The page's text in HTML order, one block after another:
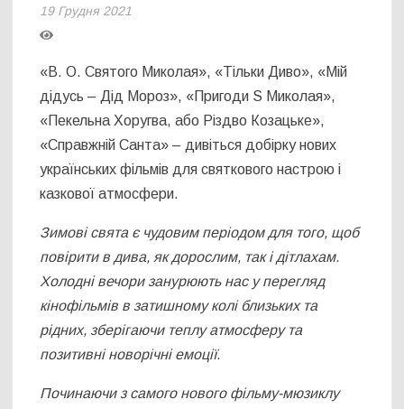
19 Грудня 2021
«В. О. Святого Миколая», «Тільки Диво», «Мій
дідусь – Дід Мороз», «Пригоди S Миколая»,
«Пекельна Хоругва, або Різдво Козацьке»,
«Справжній Санта» – дивіться добірку нових
українських фільмів для святкового настрою і
казкової атмосфери.
Зимові свята є чудовим періодом для того, щоб
повірити в дива, як дорослим, так і дітлахам.
Холодні вечори занурюють нас у перегляд
кінофільмів в затишному колі близьких та
рідних, зберігаючи теплу атмосферу та
позитивні новорічні емоції.
Починаючи з самого нового фільму-мюзиклу